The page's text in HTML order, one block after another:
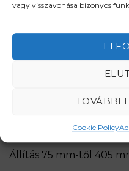
vagy visszavonása bizonyos
TOVÁBBI
Cookie Policy
Állítás 75 mm-től 405